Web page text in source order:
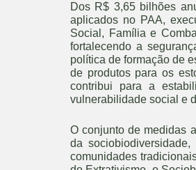
Dos R$ 3,65 bilhões
aplicados no PAA,
Social, Família e
fortalecendo a
política de formação de
de produtos para os
contribui para a
vulnerabilidade social e
O conjunto de medidas
da
comunidades